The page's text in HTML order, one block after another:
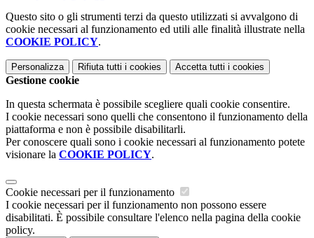
Questo sito o gli strumenti terzi da questo utilizzati si avvalgono di
cookie necessari al funzionamento ed utili alle finalità illustrate nella
COOKIE POLICY.
Personalizza Rifiuta tutti i cookies Accetta tutti i cookies
Gestione cookie
In questa schermata è possibile scegliere quali cookie consentire.
I cookie necessari sono quelli che consentono il funzionamento della
piattaforma e non è possibile disabilitarli.
Per conoscere quali sono i cookie necessari al funzionamento potete
visionare la COOKIE POLICY.
Cookie necessari per il funzionamento
I cookie necessari per il funzionamento non possono essere
disabilitati. È possibile consultare l'elenco nella pagina della cookie
policy.